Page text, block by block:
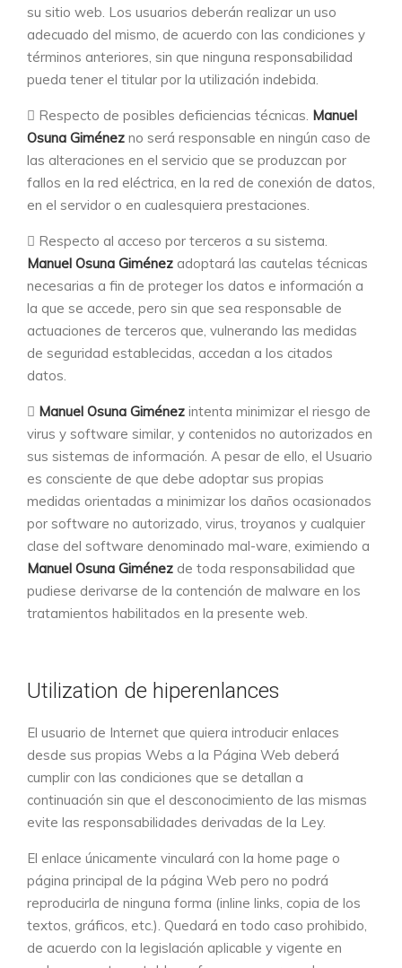
su sitio web. Los usuarios deberán realizar un uso
adecuado del mismo, de acuerdo con las condiciones y
términos anteriores, sin que ninguna responsabilidad
pueda tener el titular por la utilización indebida.
Respecto de posibles deficiencias técnicas. Manuel
Osuna Giménez no será responsable en ningún caso de
las alteraciones en el servicio que se produzcan por
fallos en la red eléctrica, en la red de conexión de datos,
en el servidor o en cualesquiera prestaciones.
Respecto al acceso por terceros a su sistema.
Manuel Osuna Giménez adoptará las cautelas técnicas
necesarias a fin de proteger los datos e información a
la que se accede, pero sin que sea responsable de
actuaciones de terceros que, vulnerando las medidas
de seguridad establecidas, accedan a los citados
datos.
Manuel Osuna Giménez intenta minimizar el riesgo de
virus y software similar, y contenidos no autorizados en
sus sistemas de información. A pesar de ello, el Usuario
es consciente de que debe adoptar sus propias
medidas orientadas a minimizar los daños ocasionados
por software no autorizado, virus, troyanos y cualquier
clase del software denominado mal-ware, eximiendo a
Manuel Osuna Giménez de toda responsabilidad que
pudiese derivarse de la contención de malware en los
tratamientos habilitados en la presente web.
Utilization de hiperenlances
El usuario de Internet que quiera introducir enlaces
desde sus propias Webs a la Página Web deberá
cumplir con las condiciones que se detallan a
continuación sin que el desconocimiento de las mismas
evite las responsabilidades derivadas de la Ley.
El enlace únicamente vinculará con la home page o
página principal de la página Web pero no podrá
reproducirla de ninguna forma (inline links, copia de los
textos, gráficos, etc.). Quedará en todo caso prohibido,
de acuerdo con la legislación aplicable y vigente en